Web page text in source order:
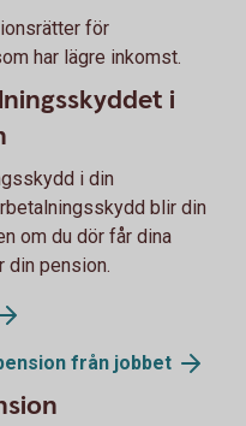
för
har lägre inkomst.
i
i din
blir din
om du dör får dina
din pension.
från jobbet